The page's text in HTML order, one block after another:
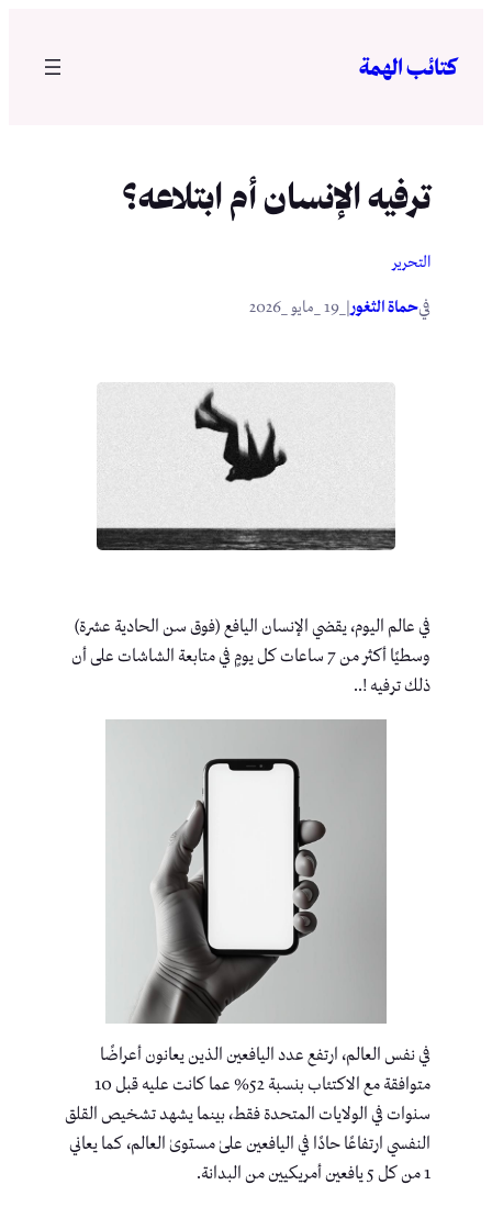
المحتوى
كتائب الهمة
ترفيه الإنسان أم ابتلاعه؟
التحرير
فيحماة الثغور
في عالم اليوم، يقضي الإنسان اليافع (فوق سن الحادية عشرة)
وسطيًا أكثر من 7 ساعات كل يومٍ في متابعة الشاشات على أن
ذلك ترفيه !..
في نفس العالم، ارتفع عدد اليافعين الذين يعانون أعراضًا
متوافقة مع الاكتئاب بنسبة 52% عما كانت عليه قبل 10
سنوات في الولايات المتحدة فقط، بينما يشهد تشخيص القلق
النفسي ارتفاعًا حادًا في اليافعين علىٰ مستوىٰ العالم، كما يعاني
1 من كل 5 يافعين أمريكيين من البدانة.